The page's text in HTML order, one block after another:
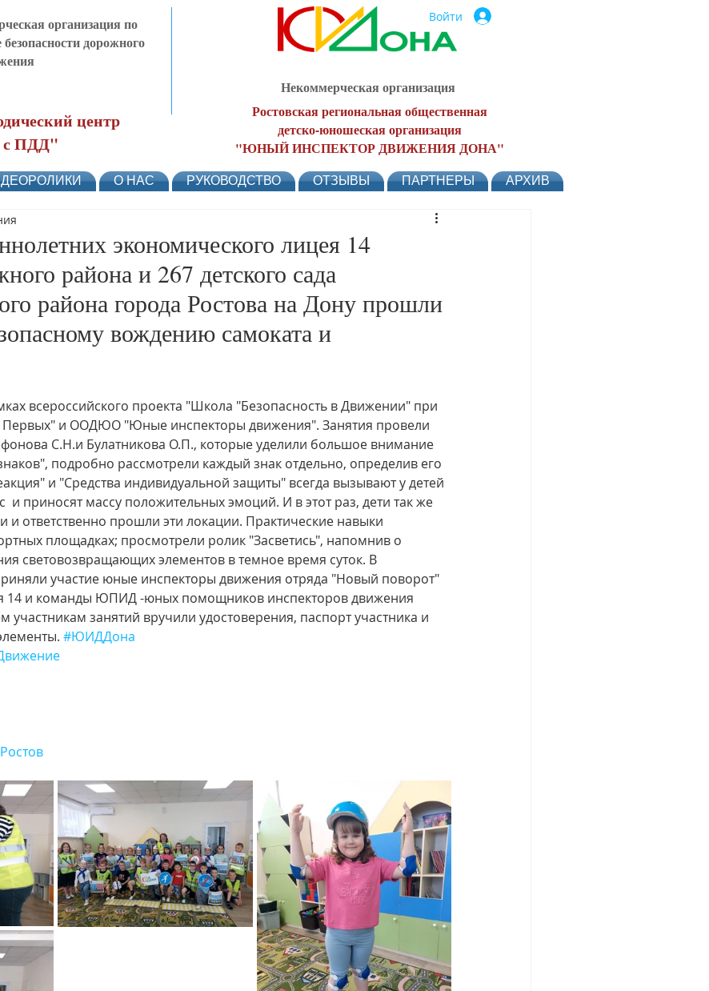
организация по
дорожного
центр
с ПДД"
Войти
Некоммерческая организация
Ростовская региональная общественная
детско-юношеская организация
"ЮНЫЙ ИНСПЕКТОР ДВИЖЕНИЯ ДОНА"
О НАС РУКОВОДСТВО ОТЗЫВЫ ПАРТНЕРЫ АРХИВ
экономического лицея 14
района и 267 детского сада
района города Ростова на Дону прошли
вождению самоката и
всероссийского проекта "Школа "Безопасность в Движении" при
и ООДЮО "Юные инспекторы движения". Занятия провели
С.Н.и Булатникова О.П., которые уделили большое внимание
подробно рассмотрели каждый знак отдельно, определив его
и "Средства индивидуальной защиты" всегда вызывают у детей
и приносят массу положительных эмоций. И в этот раз, дети так же
ответственно прошли эти локации. Практические навыки
площадках; просмотрели ролик "Засветись", напомнив о
световозвращающих элементов в темное время суток. В
участие юные инспекторы движения отряда "Новый поворот"
14 и команды ЮПИД -юных помощников инспекторов движения
участникам занятий вручили удостоверения, паспорт участника и
#ЮИДДона